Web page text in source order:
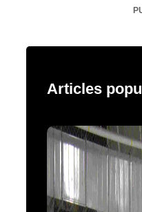
Articles